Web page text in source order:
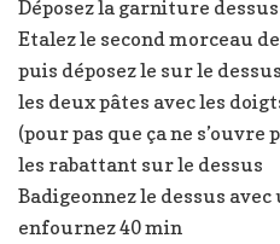
Déposez la garniture dessus
Etalez le second morceau
puis déposez le sur le
les deux pâtes avec les
(pour pas que ça ne s’ouvre
les rabattant sur le dessus
Badigeonnez le dessus avec
enfournez 40 min